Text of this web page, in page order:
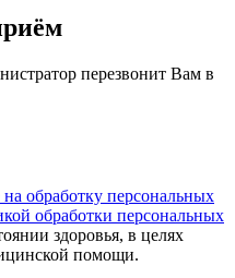
перезвонит Вам в
на обработку персональных
обработки персональных
здоровья, в целях
помощи.